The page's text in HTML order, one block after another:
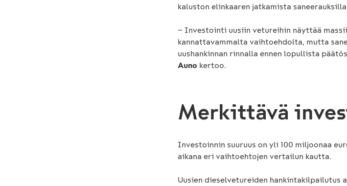
kaluston elinkaaren jatkamista
− Investointi uusiin vetureihin näyttää
kannattavammalta vaihtoehdolta, mutta
uushankinnan rinnalla ennen lopullista
Auno kertoo.
Merkittävä
Investoinnin suuruus on yli 100 miljoonaa
aikana eri vaihtoehtojen vertailun kautta.
Uusien dieselvetureiden hankintakilpailutus